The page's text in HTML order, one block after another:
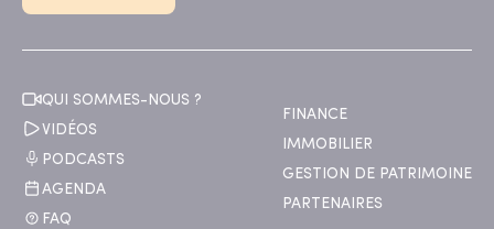
QUI SOMMES-NOUS ?
VIDÉOS
PODCASTS
AGENDA
FAQ
FINANCE
IMMOBILIER
GESTION DE PATRIMOINE
PARTENAIRES